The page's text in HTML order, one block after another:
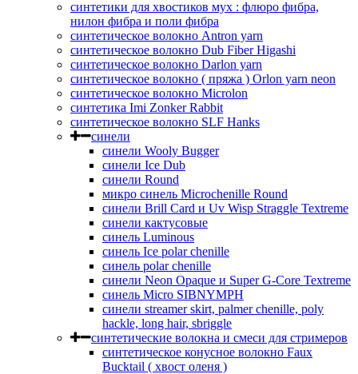
синтетики для хвостиков мух : флюро фибра,
нилон фибра и поли фибра
синтетическое волокно Antron yarn
синтетическое волокно Dub Fiber Higashi
синтетическое волокно Darlon yarn
синтетическое волокно ( пряжа ) Orlon yarn neon
синтетическое волокно Microlon
синтетика Imi Zonker Rabbit
синтетическое волокно SLF Hanks
синели
синели Wooly Bugger
синели Ice Dub
синели Round
микро синель Microchenille Round
синели Brill Card и Uv Wisp Straggle Textreme
синели кактусовые
синель Luminous
синель Ice polar chenille
синель polar chenille
синели Neon Opaque и Super G-Core Textreme
синель Micro SIBNYMPH
синели streamer skirt, palmer chenille, poly
hackle, long hair, sbriggle
синтетические волокна и смеси для стримеров
синтетическое конусное волокно Faux
Bucktail ( хвост оленя )